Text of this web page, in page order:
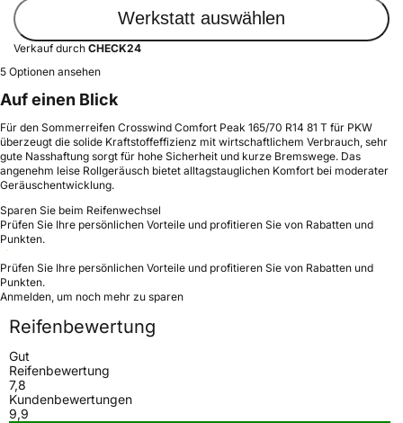
Werkstatt auswählen
Verkauf durch CHECK24
5 Optionen ansehen
Auf einen Blick
Für den Sommerreifen Crosswind Comfort Peak 165/70 R14 81 T für PKW
überzeugt die solide Kraftstoffeffizienz mit wirtschaftlichem Verbrauch, sehr
gute Nasshaftung sorgt für hohe Sicherheit und kurze Bremswege. Das
angenehm leise Rollgeräusch bietet alltagstauglichen Komfort bei moderater
Geräuschentwicklung.
Sparen Sie beim Reifenwechsel
Prüfen Sie Ihre persönlichen Vorteile und profitieren Sie von Rabatten und
Punkten.
Prüfen Sie Ihre persönlichen Vorteile und profitieren Sie von Rabatten und
Punkten.
Anmelden, um noch mehr zu sparen
Reifenbewertung
Gut
Reifenbewertung
7,8
Kundenbewertungen
9,9